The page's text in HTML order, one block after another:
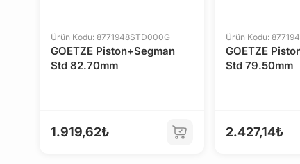
Ürün Kodu: 8771948STD000G
GOETZE Piston+Segman
Std 82.70mm
1.919,62₺
Ürün Kodu:
GOETZE
Std 79.50mm
2.427,14₺